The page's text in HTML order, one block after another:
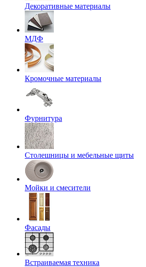
Декоративные материалы
МДФ
Кромочные материалы
Фурнитура
Столешницы и мебельные щиты
Мойки и смесители
Фасады
Встраиваемая техника